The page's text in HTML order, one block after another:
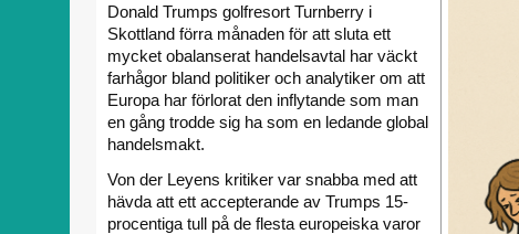
Donald Trumps golfresort Turnberry i
Skottland förra månaden för att sluta ett
mycket obalanserat handelsavtal har väckt
farhågor bland politiker och analytiker om att
Europa har förlorat den inflytande som man
en gång trodde sig ha som en ledande global
handelsmakt.
Von der Leyens kritiker var snabba med att
hävda att ett accepterande av Trumps 15-
procentiga tull på de flesta europeiska varor